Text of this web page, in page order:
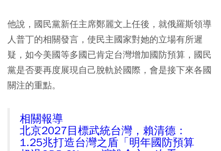
他說，國民黨新任主席鄭麗文上任後，就俄羅斯領導
人普丁的相關發言，使民主國家對她的立場有所遲
疑，如今美國等多國已肯定台灣增加國防預算，國民
黨是否要再度展現自己脫軌於國際，會是接下來各國
關注的重點。
相關報導
北京2027目標武統台灣，賴清德：
1.25兆打造台灣之盾「明年國防預算